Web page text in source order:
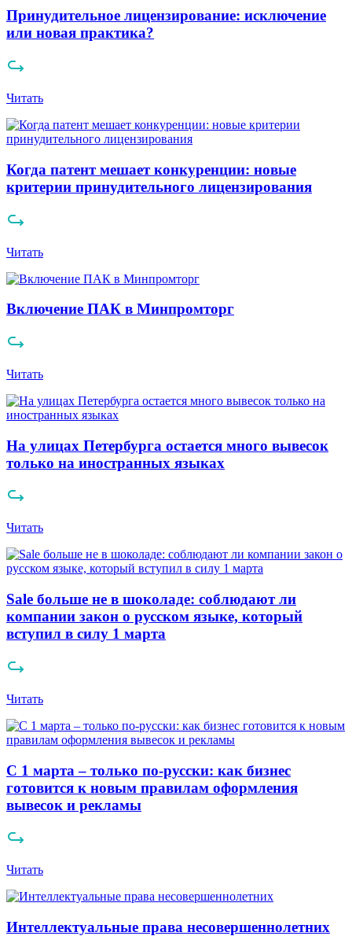
Принудительное лицензирование: исключение
или новая практика?
Читать
Когда патент мешает конкуренции: новые
критерии принудительного лицензирования
Читать
Включение ПАК в Минпромторг
Читать
На улицах Петербурга остается много вывесок
только на иностранных языках
Читать
Sale больше не в шоколаде: соблюдают ли
компании закон о русском языке, который
вступил в силу 1 марта
Читать
С 1 марта – только по-русски: как бизнес
готовится к новым правилам оформления
вывесок и рекламы
Читать
Интеллектуальные права несовершеннолетних